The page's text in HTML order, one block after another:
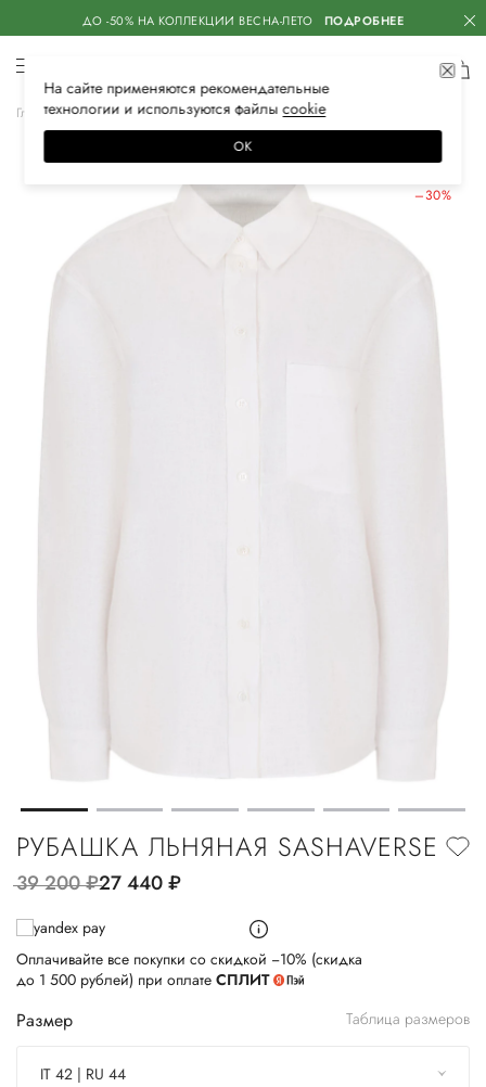
ДО -50% НА КОЛЛЕКЦИИ ВЕСНА-ЛЕТО ПОДРОБНЕЕ
Главная Женская Одежда Блузы и рубашки
–30%
РУБАШКА ЛЬНЯНАЯ SASHAVERSE
39 200руб.27 440руб.
Оплачивайте все покупки со скидкой −10% (скидка
до 1 500 рублей) при оплате СПЛИТ
Размер Таблица размеров
IT 42 | RU 44
На сайте применяются рекомендательные
технологии и используются файлысооkiе
ОК